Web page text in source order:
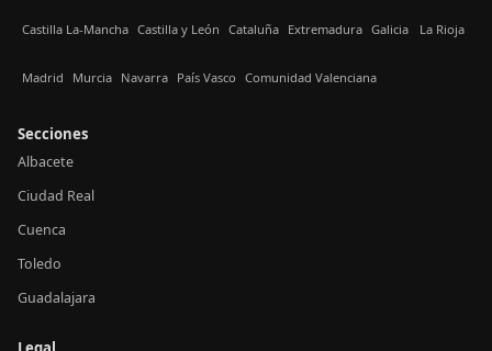
Castilla La-Mancha Castilla y León Cataluña Extremadura Galicia La Rioja
Madrid Murcia Navarra País Vasco Comunidad Valenciana
Secciones
Albacete
Ciudad Real
Cuenca
Toledo
Guadalajara